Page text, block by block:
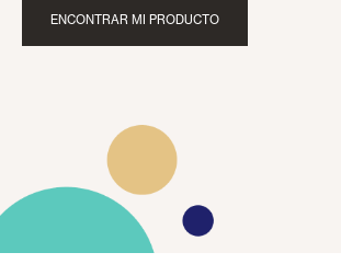
ENCONTRAR MI PRODUCTO